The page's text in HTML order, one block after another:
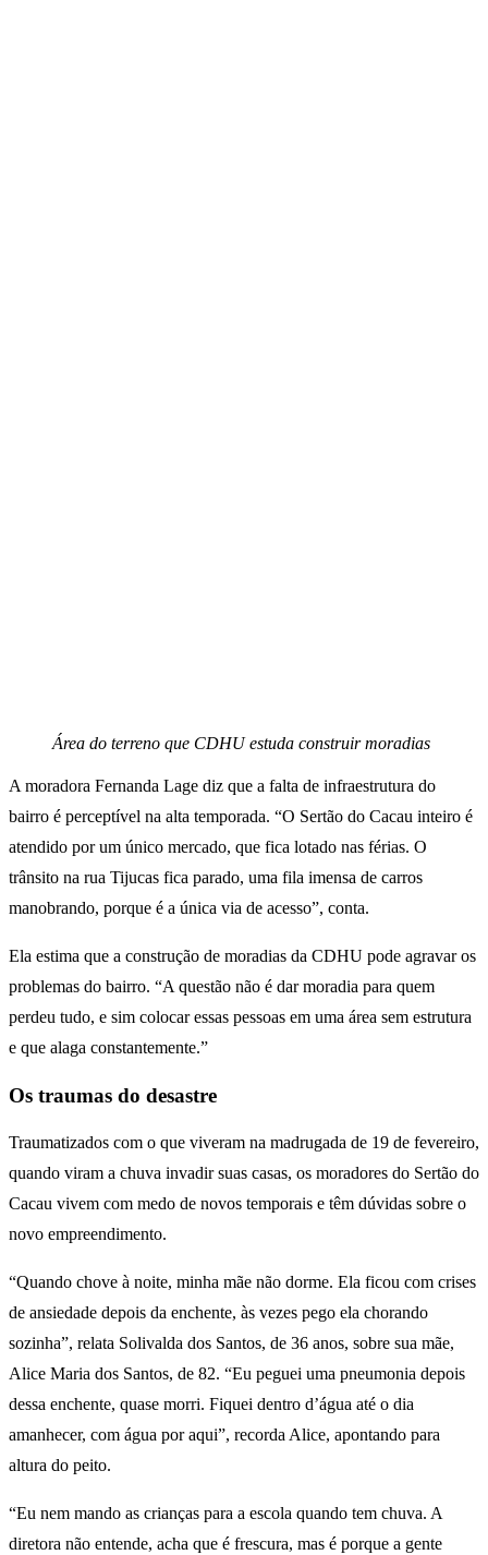
Área do terreno que CDHU estuda construir moradias
A moradora Fernanda Lage diz que a falta de infraestrutura do
bairro é perceptível na alta temporada. “O Sertão do Cacau inteiro é
atendido por um único mercado, que fica lotado nas férias. O
trânsito na rua Tijucas fica parado, uma fila imensa de carros
manobrando, porque é a única via de acesso”, conta.
Ela estima que a construção de moradias da CDHU pode agravar os
problemas do bairro. “A questão não é dar moradia para quem
perdeu tudo, e sim colocar essas pessoas em uma área sem estrutura
e que alaga constantemente.”
Os traumas do desastre
Traumatizados com o que viveram na madrugada de 19 de fevereiro,
quando viram a chuva invadir suas casas, os moradores do Sertão do
Cacau vivem com medo de novos temporais e têm dúvidas sobre o
novo empreendimento.
“Quando chove à noite, minha mãe não dorme. Ela ficou com crises
de ansiedade depois da enchente, às vezes pego ela chorando
sozinha”, relata Solivalda dos Santos, de 36 anos, sobre sua mãe,
Alice Maria dos Santos, de 82. “Eu peguei uma pneumonia depois
dessa enchente, quase morri. Fiquei dentro d’água até o dia
amanhecer, com água por aqui”, recorda Alice, apontando para
altura do peito.
“Eu nem mando as crianças para a escola quando tem chuva. A
diretora não entende, acha que é frescura, mas é porque a gente